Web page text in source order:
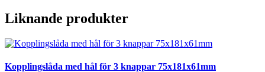
Liknande produkter
Kopplingslåda med hål för 3 knappar 75x181x61mm